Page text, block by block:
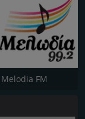
Melodia FM